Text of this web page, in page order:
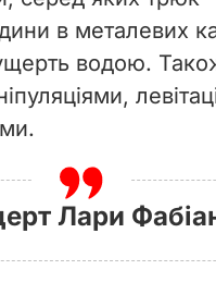
в металевих
водою.
Лари